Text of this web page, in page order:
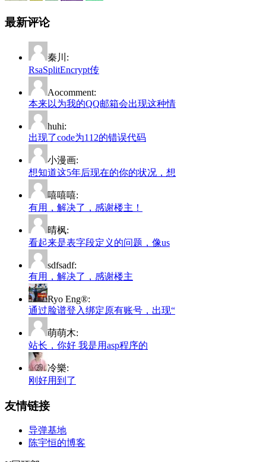
最新评论
秦川:
RsaSplitEncrypt传
Aocomment:
本来以为我的QQ邮箱会出现这种情
huhi:
出现了code为112的错误代码
小漫画:
想知道这5年后现在的你的状况，想
嘻嘻嘻:
有用，解决了，感谢楼主！
晴枫:
看起来是表字段定义的问题，像us
sdfsadf:
有用，解决了，感谢楼主
Ryo Eng®:
通过脸谱登入绑定原有账号，出现“
萌萌木:
站长，你好 我是用asp程序的
冷樂:
刚好用到了
友情链接
导弹基地
陈宇恒的博客